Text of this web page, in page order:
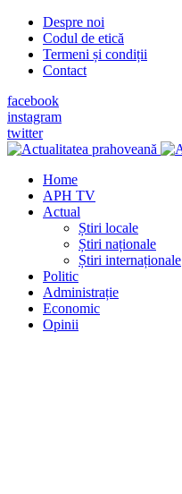
Despre noi
Codul de etică
Termeni și condiții
Contact
facebook
instagram
twitter
Home
APH TV
Actual
Știri locale
Știri naționale
Știri internaționale
Politic
Administrație
Economic
Opinii